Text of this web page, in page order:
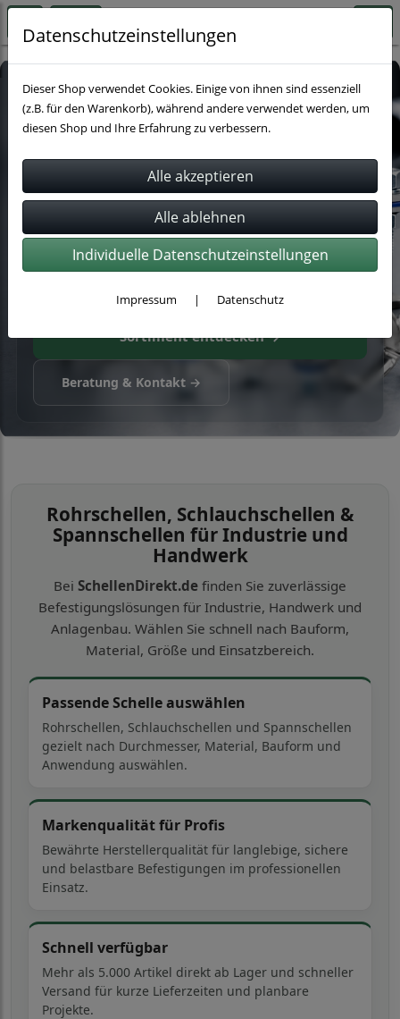
Technischer Fachhandel
Rohrschellen &
Schlauchschellen
passend finden
Für Industrie, Handwerk & Anlagenbau – große
Auswahl, geprüfte Qualität und schnelle Verfügbarkeit.
Sortiment entdecken →
Beratung & Kontakt →
Rohrschellen, Schlauchschellen &
Spannschellen für Industrie und
Handwerk
Bei SchellenDirekt.de finden Sie zuverlässige
Befestigungslösungen für Industrie, Handwerk und
Anlagenbau. Wählen Sie schnell nach Bauform,
Material, Größe und Einsatzbereich.
Passende Schelle auswählen
Rohrschellen, Schlauchschellen und Spannschellen
gezielt nach Durchmesser, Material, Bauform und
Anwendung auswählen.
Markenqualität für Profis
Bewährte Herstellerqualität für langlebige, sichere
und belastbare Befestigungen im professionellen
Einsatz.
Schnell verfügbar
Mehr als 5.000 Artikel direkt ab Lager und schneller
Versand für kurze Lieferzeiten und planbare
Projekte.
Datenschutzeinstellungen
Dieser Shop verwendet Cookies. Einige von ihnen sind essenziell
(z.B. für den Warenkorb), während andere verwendet werden, um
diesen Shop und Ihre Erfahrung zu verbessern.
Individuelle Datenschutzeinstellungen
Impressum | Datenschutz